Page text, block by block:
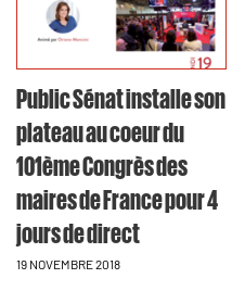
Public Sénat installe son
plateau au coeur du
101ème Congrès des
maires de France pour 4
jours de direct
19 NOVEMBRE 2018